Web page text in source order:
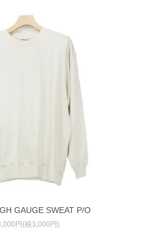
GAUGE SWEAT P/O
円(税3,000円)